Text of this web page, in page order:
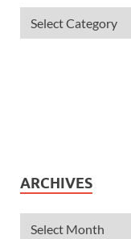
ARCHIVES